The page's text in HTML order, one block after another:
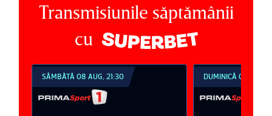
Transmisiunile săptămânii
cu
SÂMBĂTĂ 08 AUG, 21:30 DUMINICĂ 09 AUG,